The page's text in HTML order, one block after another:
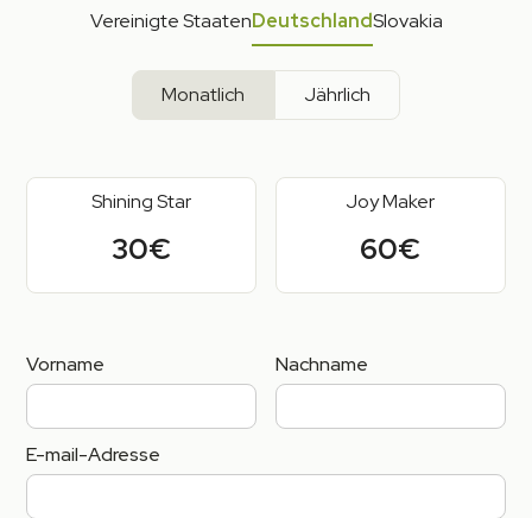
Vereinigte StaatenDeutschlandSlovakia
Monatlich Jährlich
Shining Star
30€
Joy Maker
60€
Vorname Nachname
E-mail-Adresse